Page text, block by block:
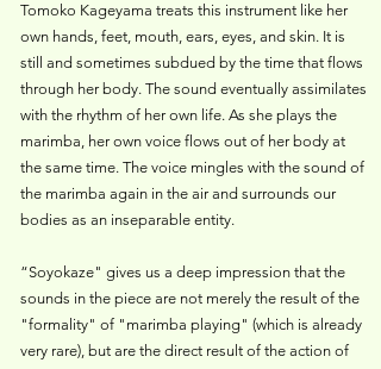
Tomoko Kageyama treats this instrument like her
own hands, feet, mouth, ears, eyes, and skin. It is
still and sometimes subdued by the time that flows
through her body. The sound eventually assimilates
with the rhythm of her own life. As she plays the
marimba, her own voice flows out of her body at
the same time. The voice mingles with the sound of
the marimba again in the air and surrounds our
bodies as an inseparable entity.
“Soyokaze" gives us a deep impression that the
sounds in the piece are not merely the result of the
"formality" of "marimba playing" (which is already
very rare), but are the direct result of the action of